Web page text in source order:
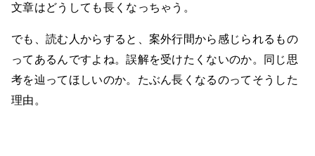
文章はどうしても長くなっちゃう。
でも、読む人からすると、案外行間から感じられるもの
ってあるんですよね。誤解を受けたくないのか。同じ思
考を辿ってほしいのか。たぶん長くなるのってそうした
理由。